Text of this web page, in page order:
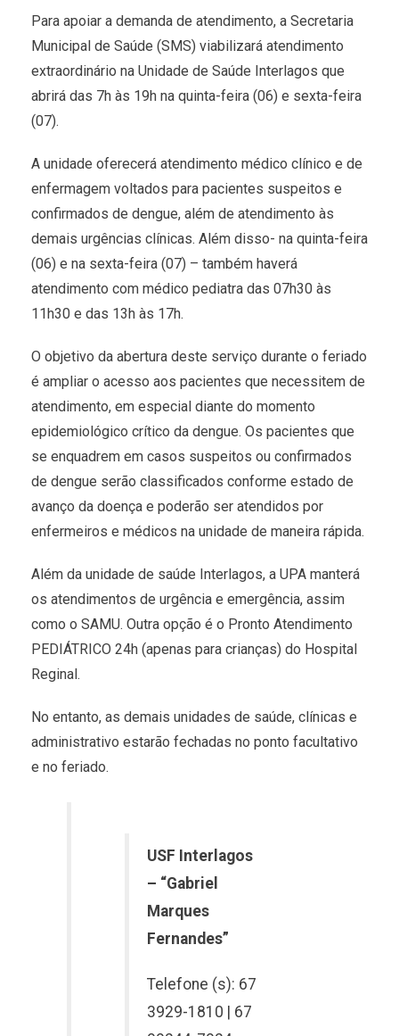
Para apoiar a demanda de atendimento, a Secretaria
Municipal de Saúde (SMS) viabilizará atendimento
extraordinário na Unidade de Saúde Interlagos que
abrirá das 7h às 19h na quinta-feira (06) e sexta-feira
(07).
A unidade oferecerá atendimento médico clínico e de
enfermagem voltados para pacientes suspeitos e
confirmados de dengue, além de atendimento às
demais urgências clínicas. Além disso- na quinta-feira
(06) e na sexta-feira (07) – também haverá
atendimento com médico pediatra das 07h30 às
11h30 e das 13h às 17h.
O objetivo da abertura deste serviço durante o feriado
é ampliar o acesso aos pacientes que necessitem de
atendimento, em especial diante do momento
epidemiológico crítico da dengue. Os pacientes que
se enquadrem em casos suspeitos ou confirmados
de dengue serão classificados conforme estado de
avanço da doença e poderão ser atendidos por
enfermeiros e médicos na unidade de maneira rápida.
Além da unidade de saúde Interlagos, a UPA manterá
os atendimentos de urgência e emergência, assim
como o SAMU. Outra opção é o Pronto Atendimento
PEDIÁTRICO 24h (apenas para crianças) do Hospital
Reginal.
No entanto, as demais unidades de saúde, clínicas e
administrativo estarão fechadas no ponto facultativo
e no feriado.
USF Interlagos
– “Gabriel
Marques
Fernandes”
Telefone (s): 67
3929-1810 | 67